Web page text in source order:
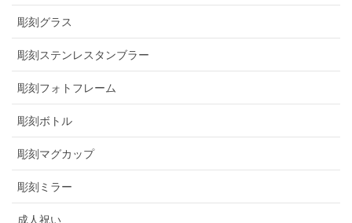
彫刻グラス
彫刻ステンレスタンブラー
彫刻フォトフレーム
彫刻ボトル
彫刻マグカップ
彫刻ミラー
成人祝い